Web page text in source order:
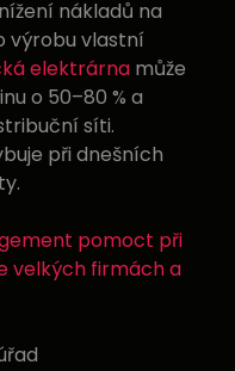
nákladů na
výrobu vlastní
elektrárna může
o 50–80 % a
síti.
při dnešních
pomoct při
velkých firmách a